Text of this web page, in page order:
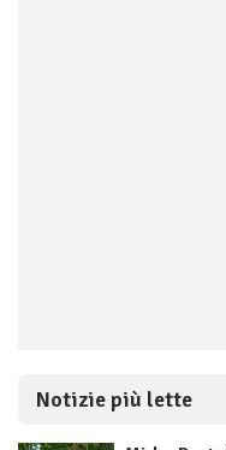
Notizie più lette